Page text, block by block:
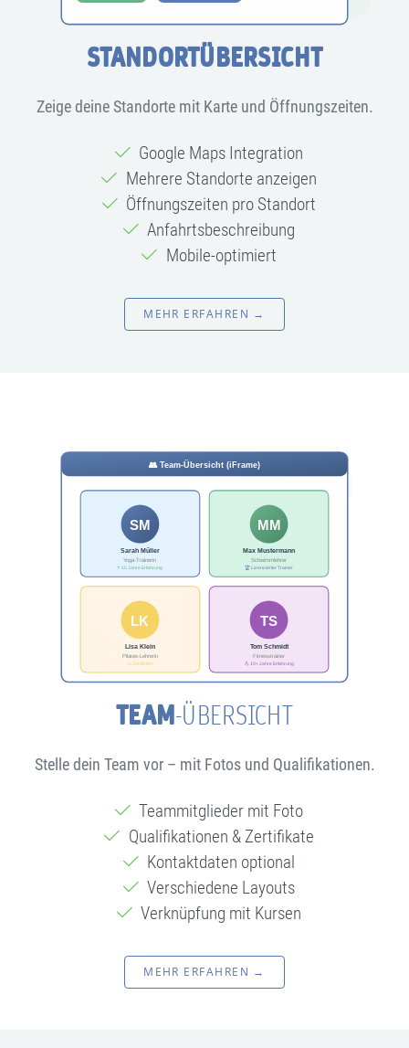
STANDORTÜBERSICHT
Zeige deine Standorte mit Karte und Öffnungszeiten.
Google Maps Integration
Mehrere Standorte anzeigen
Öffnungszeiten pro Standort
Anfahrtsbeschreibung
Mobile-optimiert
MEHR ERFAHREN →
TEAM-ÜBERSICHT
Stelle dein Team vor – mit Fotos und Qualifikationen.
Teammitglieder mit Foto
Qualifikationen & Zertifikate
Kontaktdaten optional
Verschiedene Layouts
Verknüpfung mit Kursen
MEHR ERFAHREN →